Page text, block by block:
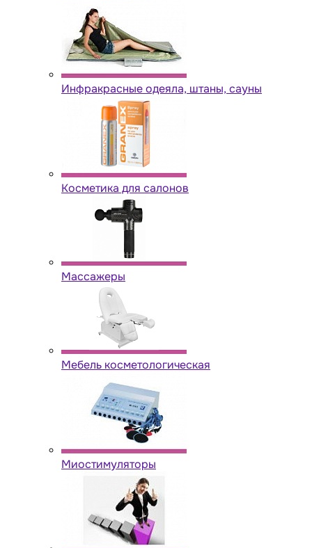
Инфракрасные одеяла, штаны, сауны
Косметика для салонов
Массажеры
Мебель косметологическая
Миостимуляторы